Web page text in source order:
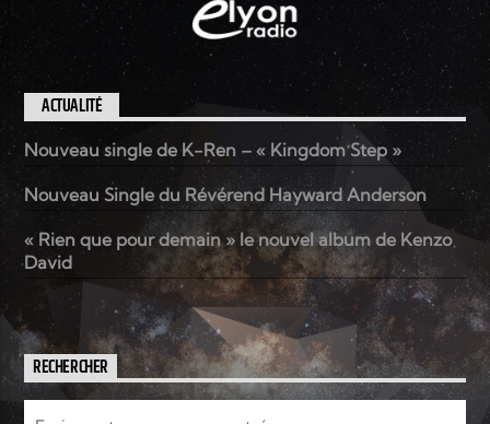
ACTUALITÉ
Nouveau single de K-Ren – « Kingdom Step »
Nouveau Single du Révérend Hayward Anderson
« Rien que pour demain » le nouvel album de Kenzo
David
RECHERCHER